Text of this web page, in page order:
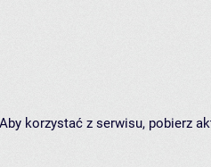
korzystać z serwisu, pobierz